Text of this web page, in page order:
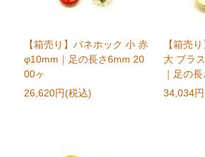
【箱売り】バネホック 小 赤
φ10mm｜足の長さ6mm 20
00ヶ
26,620円(税込)
【箱売
大 ブラ
｜足の
34,034